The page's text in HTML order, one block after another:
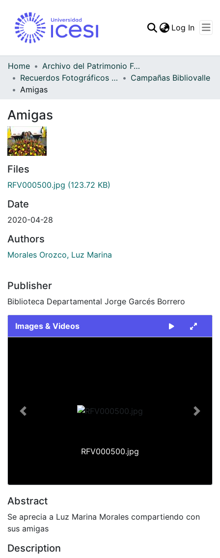
Statistics
Log In
Home
Archivo del Patrimonio Fotográfico y Fílmico del Valle del Cauca
Recuerdos Fotográficos Vallecaucanos
Campañas Bibliovalle
Amigas
Amigas
Files
RFV000500.jpg (123.72 KB)
Date
2020-04-28
Authors
Morales Orozco, Luz Marina
Publisher
Biblioteca Departamental Jorge Garcés Borrero
Images & Videos
RFV000500.jpg
Previous Next
Abstract
Se aprecia a Luz Marina Morales compartiendo con
sus amigas
Description